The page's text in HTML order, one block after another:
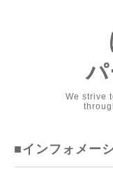
We strive
■インフォメー